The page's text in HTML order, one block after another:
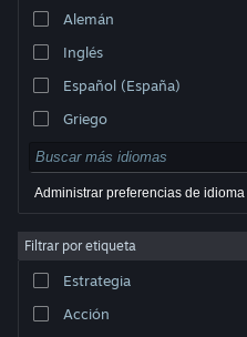
© Valve Corporation. Todos los derechos
Todas las marcas registradas pertenecen a
de Privacidad|Información legal
Acuerdo de Suscriptor a Steam
Cookies
Alemán
Inglés
Español (España)
Griego
Administrar preferencias de idioma
Filtrar por etiqueta
Estrategia
Acción